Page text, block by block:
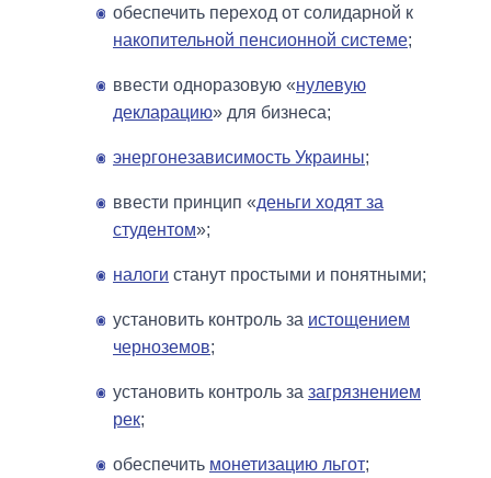
обеспечить переход от солидарной к
накопительной пенсионной системе;
ввести одноразовую «нулевую
декларацию» для бизнеса;
энергонезависимость Украины;
ввести принцип «деньги ходят за
студентом»;
налоги станут простыми и понятными;
установить контроль за истощением
черноземов;
установить контроль за загрязнением
рек;
обеспечить монетизацию льгот;